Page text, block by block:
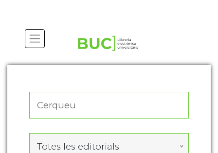
Totes les editorials